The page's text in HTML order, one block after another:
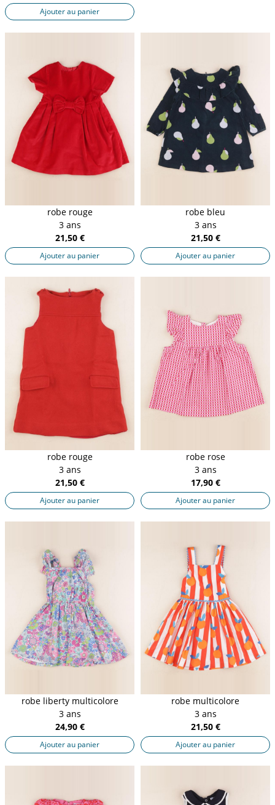
Ajouter au panier
robe rouge
3 ans
21,50 €
Ajouter au panier
robe bleu
3 ans
21,50 €
Ajouter au panier
robe rouge
3 ans
21,50 €
Ajouter au panier
robe rose
3 ans
17,90 €
Ajouter au panier
robe liberty multicolore
3 ans
24,90 €
Ajouter au panier
robe multicolore
3 ans
21,50 €
Ajouter au panier